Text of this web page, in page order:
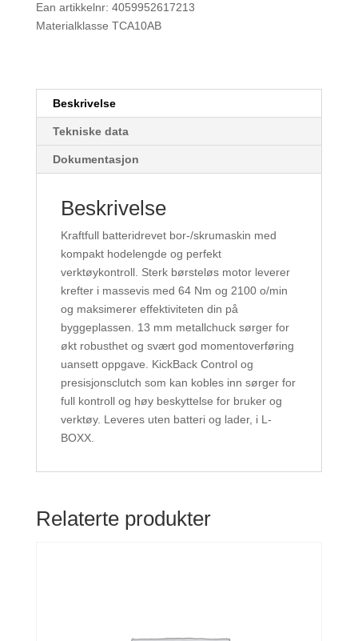
Ean artikkelnr: 4059952617213
Materialklasse TCA10AB
Beskrivelse
Tekniske data
Dokumentasjon
Beskrivelse
Kraftfull batteridrevet bor-/skrumaskin med
kompakt hodelengde og perfekt
verktøykontroll. Sterk børsteløs motor leverer
krefter i massevis med 64 Nm og 2100 o/min
og maksimerer effektiviteten din på
byggeplassen. 13 mm metallchuck sørger for
økt robusthet og svært god momentoverføring
uansett oppgave. KickBack Control og
presisjonsclutch som kan kobles inn sørger for
full kontroll og høy beskyttelse for bruker og
verktøy. Leveres uten batteri og lader, i L-
BOXX.
Relaterte produkter